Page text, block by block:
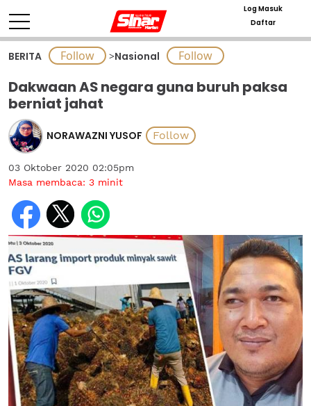
Log Masuk
Daftar
BERITA >Nasional
Dakwaan AS negara guna buruh paksa
berniat jahat
NORAWAZNI YUSOF
03 Oktober 2020 02:05pm
Masa membaca: 3 minit